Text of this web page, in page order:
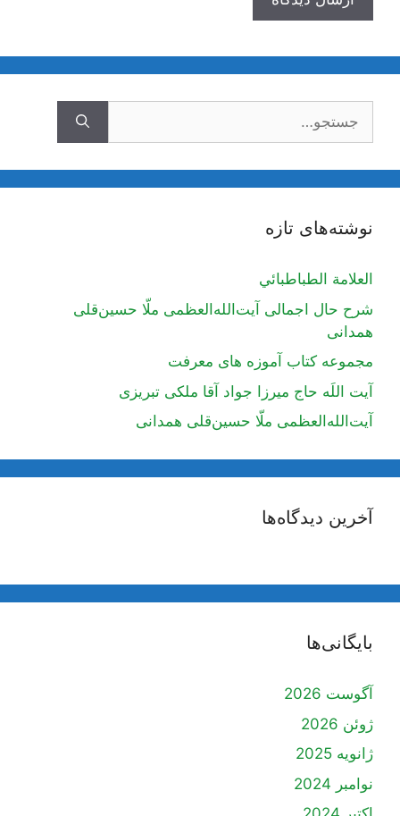
نوشته‌های تازه
العلامة الطباطبائي
شرح حال اجمالی آیت‌الله‌العظمی ملّا حسین‌قلی
همدانی
مجموعه کتاب آموزه های معرفت
آیت اللَه حاج میرزا جواد آقا ملکی تبریزی
آیت‌الله‌العظمی ملّا حسین‌قلی همدانی
آخرین دیدگاه‌ها
بایگانی‌ها
آگوست 2026
ژوئن 2026
ژانویه 2025
نوامبر 2024